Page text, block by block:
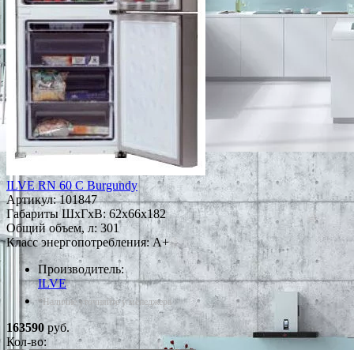
ILVE RN 60 C Burgundy
Артикул:101847
Габариты ШxГxВ: 62x66x182
Общий объем, л: 301
Класс энергопотребления: A+
Производитель:
ILVE
*Наличие уточняйте у менеджера
163590руб.
Кол-во: